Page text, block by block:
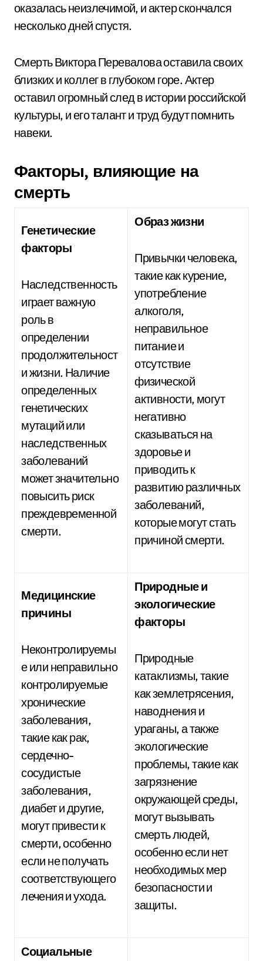
оказалась неизлечимой, и актер скончался
несколько дней спустя.
Смерть Виктора Перевалова оставила своих
близких и коллег в глубоком горе. Актер
оставил огромный след в истории российской
культуры, и его талант и труд будут помнить
навеки.
Факторы, влияющие на
смерть
Генетические
факторы
Наследственность
играет важную
роль в
определении
продолжительност
и жизни. Наличие
определенных
генетических
мутаций или
наследственных
заболеваний
может значительно
повысить риск
преждевременной
смерти.
Образ жизни
Привычки человека,
такие как курение,
употребление
алкоголя,
неправильное
питание и
отсутствие
физической
активности, могут
негативно
сказываться на
здоровье и
приводить к
развитию различных
заболеваний,
которые могут стать
причиной смерти.
Медицинские
причины
Неконтролируемы
е или неправильно
контролируемые
хронические
заболевания,
такие как рак,
сердечно-
сосудистые
заболевания,
диабет и другие,
могут привести к
смерти, особенно
если не получать
соответствующего
лечения и ухода.
Природные и
экологические
факторы
Природные
катаклизмы, такие
как землетрясения,
наводнения и
ураганы, а также
экологические
проблемы, такие как
загрязнение
окружающей среды,
могут вызывать
смерть людей,
особенно если нет
необходимых мер
безопасности и
защиты.
Социальные